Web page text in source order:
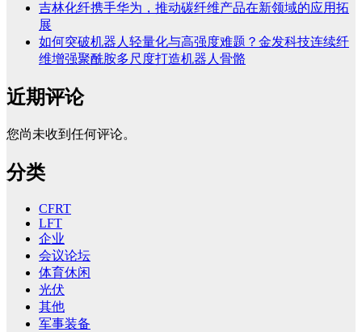
吉林化纤携手华为，推动碳纤维产品在新领域的应用拓
展
如何突破机器人轻量化与高强度难题？金发科技连续纤
维增强聚酰胺多尺度打造机器人骨骼
近期评论
您尚未收到任何评论。
分类
CFRT
LFT
企业
会议论坛
体育休闲
光伏
其他
军事装备